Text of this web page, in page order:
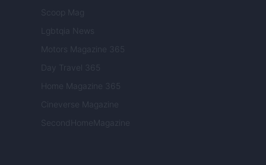
Scoop Mag
Lgbtqia News
Motors Magazine 365
Day Travel 365
Home Magazine 365
Cineverse Magazine
SecondHomeMagazine